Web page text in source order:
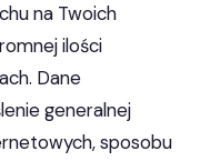
na Twoich
ilości
Dane
generalnej
sposobu